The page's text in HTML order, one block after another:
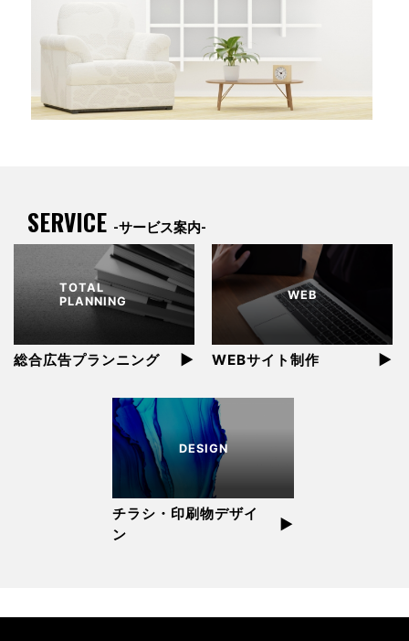
SERVICE -サービス案内-
TOTAL
PLANNING
総合広告プランニング ▶︎
WEB
WEBサイト制作 ▶︎
DESIGN
チラシ・印刷物デザイ
ン
▶︎